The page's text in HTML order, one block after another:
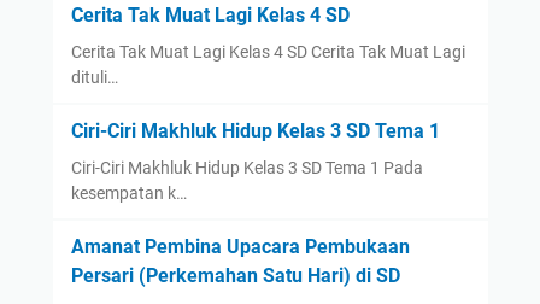
Cerita Tak Muat Lagi Kelas 4 SD
Cerita Tak Muat Lagi Kelas 4 SD Cerita Tak Muat Lagi
dituli…
Ciri-Ciri Makhluk Hidup Kelas 3 SD Tema 1
Ciri-Ciri Makhluk Hidup Kelas 3 SD Tema 1 Pada
kesempatan k…
Amanat Pembina Upacara Pembukaan
Persari (Perkemahan Satu Hari) di SD